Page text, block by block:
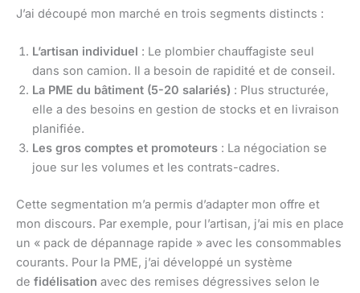
J’ai découpé mon marché en trois segments distincts :
L’artisan individuel : Le plombier chauffagiste seul
dans son camion. Il a besoin de rapidité et de conseil.
La PME du bâtiment (5-20 salariés) : Plus structurée,
elle a des besoins en gestion de stocks et en livraison
planifiée.
Les gros comptes et promoteurs : La négociation se
joue sur les volumes et les contrats-cadres.
Cette segmentation m’a permis d’adapter mon offre et
mon discours. Par exemple, pour l’artisan, j’ai mis en place
un « pack de dépannage rapide » avec les consommables
courants. Pour la PME, j’ai développé un système
de fidélisation avec des remises dégressives selon le